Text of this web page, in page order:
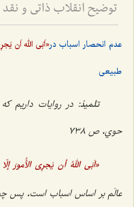
عدم انحصار اسباب در«اَبَی الله اَن
طبیعی
تلمیذ:
حوي، ص ۷۳۸
«اَبَی اللهُ أن یَجرِی الأُمورَ إلّا
عالَم بر اساس اسباب است، پس